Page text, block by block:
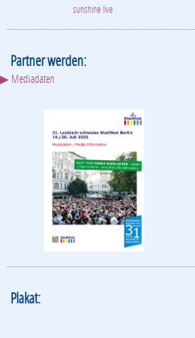
sunshine live
Partner werden:
▶ Mediadaten
Plakat: